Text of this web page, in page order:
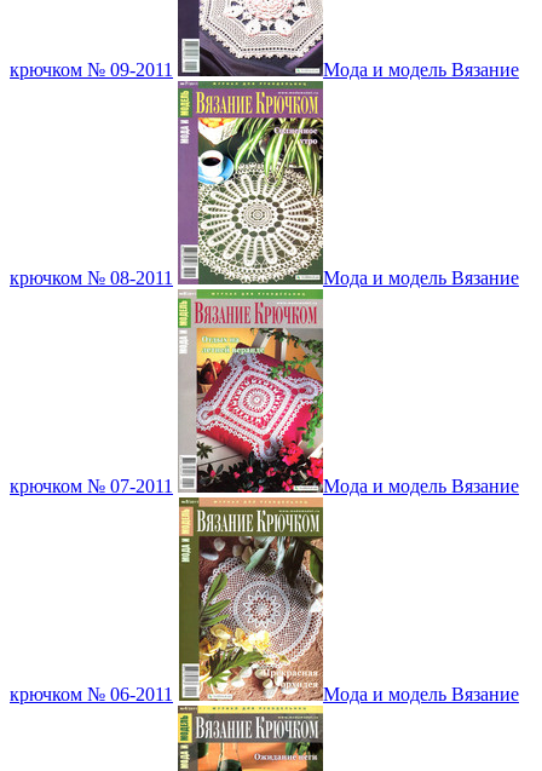
крючком № 09-2011 Мода и модель Вязание
крючком № 08-2011 Мода и модель Вязание
крючком № 07-2011 Мода и модель Вязание
крючком № 06-2011 Мода и модель Вязание